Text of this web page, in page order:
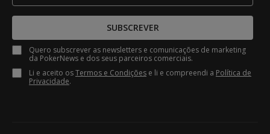
SUBSCREVER
Quero subscrever as newsletters e comunicações de marketing
da PokerNews e dos seus parceiros comerciais.
Li e aceito osTermos e Condições e li e compreendi a Política de
Privacidade.